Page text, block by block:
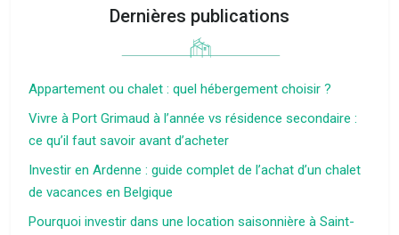
Dernières publications
Appartement ou chalet : quel hébergement choisir ?
Vivre à Port Grimaud à l’année vs résidence secondaire :
ce qu’il faut savoir avant d’acheter
Investir en Ardenne : guide complet de l’achat d’un chalet
de vacances en Belgique
Pourquoi investir dans une location saisonnière à Saint-